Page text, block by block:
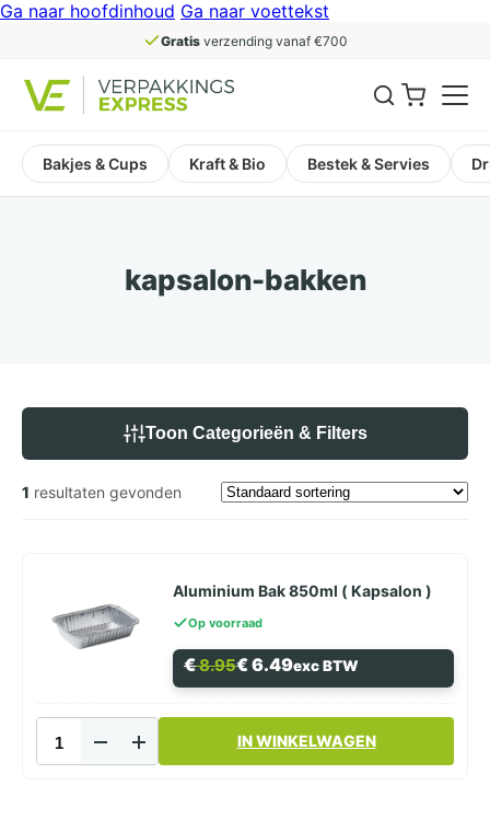
Ga naar hoofdinhoud Ga naar voettekst
Gratisverzending vanaf €700
Bakjes & Cups Kraft & Bio Bestek & Servies
kapsalon-bakken
Toon Categorieën & Filters
1 resultaten gevonden
Aluminium Bak 850ml ( Kapsalon )
Op voorraad
€8.95
Oorspronkelijke
€ 8.95.
€6.49
Huidige
€ 6.49.
exc BTW
Bak
850ml (
IN WINKELWAGEN